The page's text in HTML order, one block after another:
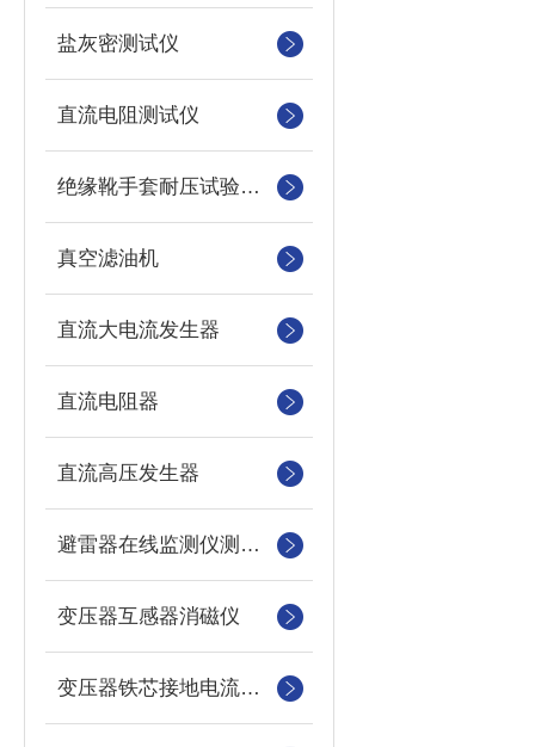
盐灰密测试仪
直流电阻测试仪
绝缘靴手套耐压试验装置
真空滤油机
直流大电流发生器
直流电阻器
直流高压发生器
避雷器在线监测仪测试仪
变压器互感器消磁仪
变压器铁芯接地电流测试仪